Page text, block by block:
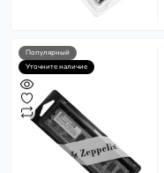
Популярный
Уточните наличие